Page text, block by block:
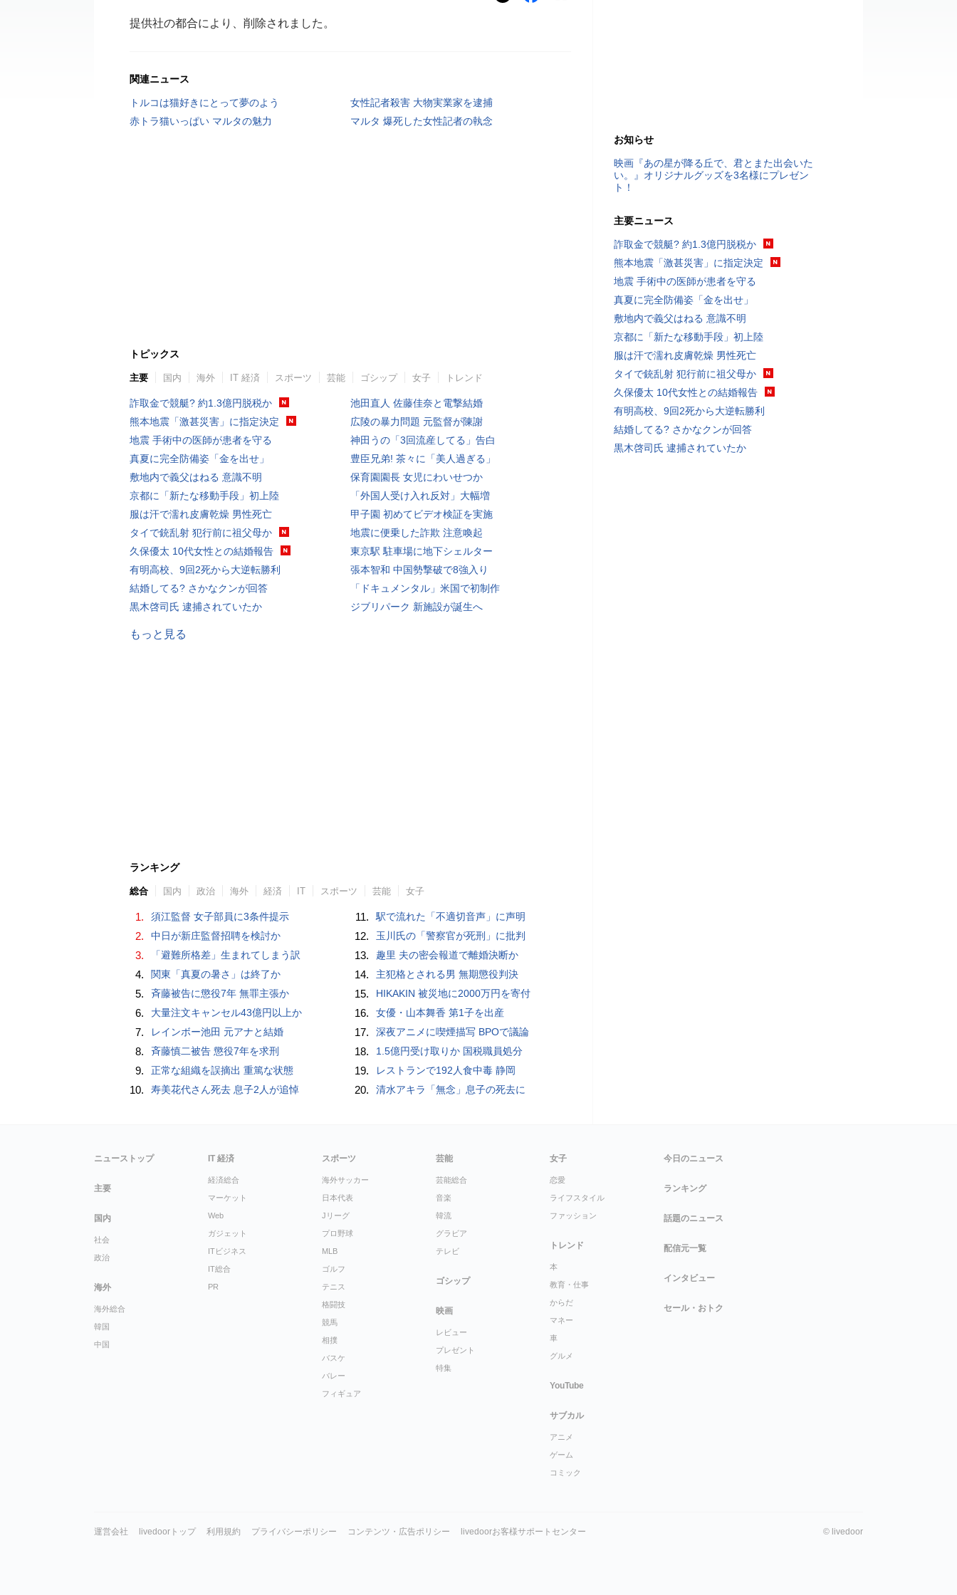
提供社の都合により、削除されました。
関連ニュース
トルコは猫好きにとって夢のよう
女性記者殺害 大物実業家を逮捕
赤トラ猫いっぱい マルタの魅力
マルタ 爆死した女性記者の執念
トピックス
主要 国内 海外 IT 経済 スポーツ 芸能 ゴシップ 女子 トレンド
詐取金で競艇? 約1.3億円脱税か
熊本地震「激甚災害」に指定決定
地震 手術中の医師が患者を守る
真夏に完全防備姿「金を出せ」
敷地内で義父はねる 意識不明
京都に「新たな移動手段」初上陸
服は汗で濡れ皮膚乾燥 男性死亡
タイで銃乱射 犯行前に祖父母か
久保優太 10代女性との結婚報告
有明高校、9回2死から大逆転勝利
結婚してる? さかなクンが回答
黒木啓司氏 逮捕されていたか
池田直人 佐藤佳奈と電撃結婚
広陵の暴力問題 元監督が陳謝
神田うの「3回流産してる」告白
豊臣兄弟! 茶々に「美人過ぎる」
保育園園長 女児にわいせつか
「外国人受け入れ反対」大幅増
甲子園 初めてビデオ検証を実施
地震に便乗した詐欺 注意喚起
東京駅 駐車場に地下シェルター
張本智和 中国勢撃破で8強入り
「ドキュメンタル」米国で初制作
ジブリパーク 新施設が誕生へ
もっと見る
ランキング
総合 国内 政治 海外 経済 IT スポーツ 芸能 女子
1. 須江監督 女子部員に3条件提示
2. 中日が新庄監督招聘を検討か
3. 「避難所格差」生まれてしまう訳
4. 関東「真夏の暑さ」は終了か
5. 斉藤被告に懲役7年 無罪主張か
6. 大量注文キャンセル43億円以上か
7. レインボー池田 元アナと結婚
8. 斉藤慎二被告 懲役7年を求刑
9. 正常な組織を誤摘出 重篤な状態
10. 寿美花代さん死去 息子2人が追悼
11. 駅で流れた「不適切音声」に声明
12. 玉川氏の「警察官が死刑」に批判
13. 趣里 夫の密会報道で離婚決断か
14. 主犯格とされる男 無期懲役判決
15. HIKAKIN 被災地に2000万円を寄付
16. 女優・山本舞香 第1子を出産
17. 深夜アニメに喫煙描写 BPOで議論
18. 1.5億円受け取りか 国税職員処分
19. レストランで192人食中毒 静岡
20. 清水アキラ「無念」息子の死去に
お知らせ
映画『あの星が降る丘で、君とまた出会いた
い。』オリジナルグッズを3名様にプレゼン
ト！
主要ニュース
詐取金で競艇? 約1.3億円脱税か
熊本地震「激甚災害」に指定決定
地震 手術中の医師が患者を守る
真夏に完全防備姿「金を出せ」
敷地内で義父はねる 意識不明
京都に「新たな移動手段」初上陸
服は汗で濡れ皮膚乾燥 男性死亡
タイで銃乱射 犯行前に祖父母か
久保優太 10代女性との結婚報告
有明高校、9回2死から大逆転勝利
結婚してる? さかなクンが回答
黒木啓司氏 逮捕されていたか
ニューストップ
主要
国内
社会
政治
海外
海外総合
韓国
中国
IT 経済
経済総合
マーケット
Web
ガジェット
ITビジネス
IT総合
PR
スポーツ
海外サッカー
日本代表
Jリーグ
プロ野球
MLB
ゴルフ
テニス
格闘技
競馬
相撲
バスケ
バレー
フィギュア
芸能
芸能総合
音楽
韓流
グラビア
テレビ
ゴシップ
映画
レビュー
プレゼント
特集
女子
恋愛
ライフスタイル
ファッション
トレンド
本
教育・仕事
からだ
マネー
車
グルメ
YouTube
サブカル
アニメ
ゲーム
コミック
今日のニュース
ランキング
話題のニュース
配信元一覧
インタビュー
セール・おトク
運営会社 livedoorトップ 利用規約 プライバシーポリシー コンテンツ・広告ポリシー livedoorお客様サポートセンター © livedoor